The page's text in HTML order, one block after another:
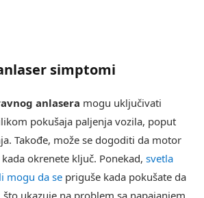
simptomi
anlasera mogu uključivati
pokušaja paljenja vozila, poput
Takođe, može se dogoditi da motor
okrenete ključ. Ponekad, svetla
mogu da se priguše kada pokušate da
ukazuje na problem sa napajanjem